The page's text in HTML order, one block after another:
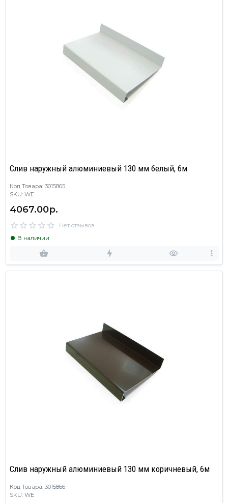
Слив наружный алюминиевый 130 мм белый, 6м
Код Товара: 3015865
SKU: WE
4067.00р.
Нет отзывов
В наличии
Слив наружный алюминиевый 130 мм коричневый, 6м
Код Товара: 3015866
SKU: WE